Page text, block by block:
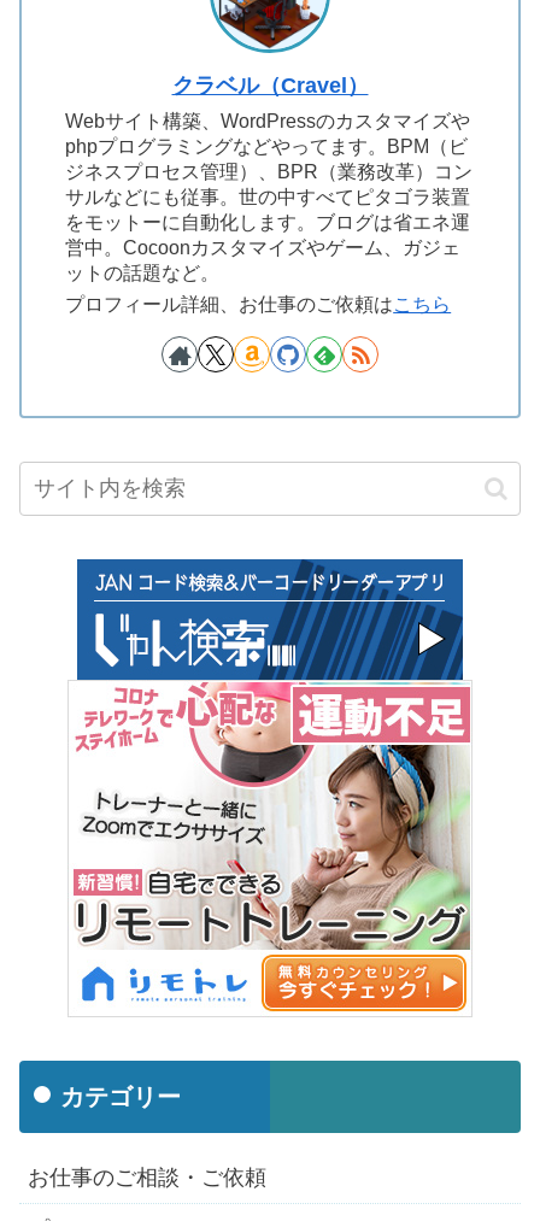
クラベル（Cravel）
Webサイト構築、WordPressのカスタマイズや
phpプログラミングなどやってます。BPM（ビ
ジネスプロセス管理）、BPR（業務改革）コン
サルなどにも従事。世の中すべてピタゴラ装置
をモットーに自動化します。ブログは省エネ運
営中。Cocoonカスタマイズやゲーム、ガジェ
ットの話題など。
プロフィール詳細、お仕事のご依頼はこちら
カテゴリー
お仕事のご相談・ご依頼